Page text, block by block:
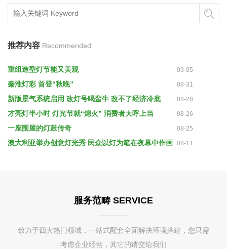
推荐内容 Recommended
重组造型灯节能又美观 09-05
秦淮灯彩 首登“秋晚” 08-31
新版景气系统启用 改灯号喝蛮牛 改不了经济冷底 08-28
才亮灯半小时 灯光节就“熄火” 消费者大呼上当 08-26
一座围屋的灯鼓传奇 08-25
澳大利亚举办创意灯光秀 民众以灯为笔在夜幕中作画 08-11
服务范畴 SERVICE
致力于四大热门领域，一站式配套全面解决环境搭建，您只需
考虑企业经营，其它的请交给我们